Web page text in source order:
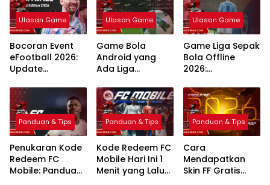
Ulasan Game
Bocoran Event
eFootball 2026:
Update
Terlengkap dan
Jadwal
Ulasan Game
Game Bola
Android yang
Ada Liga
Pilihan Terbaik
Ulasan Game
Game Liga Sepak
Bola Offline
2026:
Terbaik Grafik
Realistis
Panduan & Tips
Penukaran Kode
Redeem FC
Mobile: Panduan
Panduan & Tips
Kode Redeem FC
Mobile Hari Ini 1
Menit yang Lalu
Panduan & Tips
Cara
Mendapatkan
Skin FF Gratis